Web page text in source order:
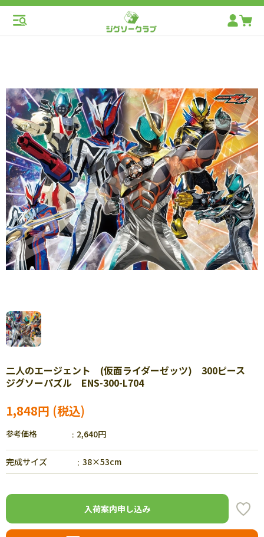
二人のエージェント (仮面ライダーゼッツ) 300ピース
ジグソーパズル ENS-300-L704
1,848円
参考価格 2,640円
完成サイズ 38×53cm
入荷案内申し込み